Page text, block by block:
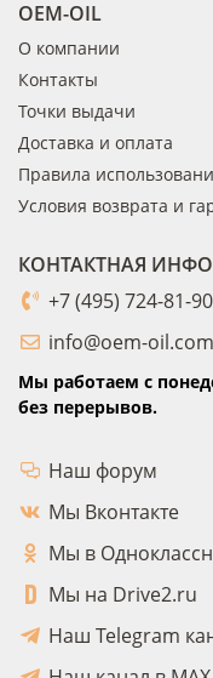
OEM-OIL
О компании
Контакты
Точки выдачи
Доставка и оплата
Правила
Условия возврата и
КОНТАКТНАЯ
+7 (495) 724-81-90
info@oem-oil.com
Мы работаем с
без перерывов.
Наш форум
Мы Вконтакте
Мы в
Мы на Drive2.ru
Наш Telegram